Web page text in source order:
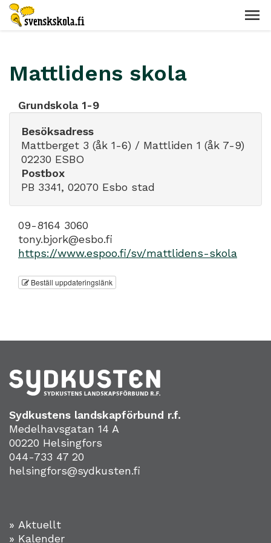
Mattlidens skola
Grundskola 1-9
Besöksadress
Mattberget 3 (åk 1-6) / Mattliden 1 (åk 7-9)
02230 ESBO
Postbox
PB 3341, 02070 Esbo stad
09-8164 3060
tony.bjork@esbo.fi
https://www.espoo.fi/sv/mattlidens-skola
Beställ uppdateringslänk
Sydkustens landskapförbund r.f.
Medelhavsgatan 14 A
00220 Helsingfors
044-733 47 20
helsingfors@sydkusten.fi
» Aktuellt
» Kalender